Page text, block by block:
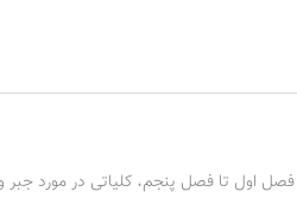
اول تا فصل پنجم، کلیاتی در مورد جبر